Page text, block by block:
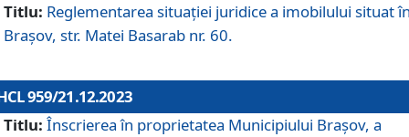
Titlu: Reglementarea situației juridice a imobilului situat
Brașov, str. Matei Basarab nr. 60.
959/21.12.2023
Titlu: Înscrierea în proprietatea Municipiului Brașov, a